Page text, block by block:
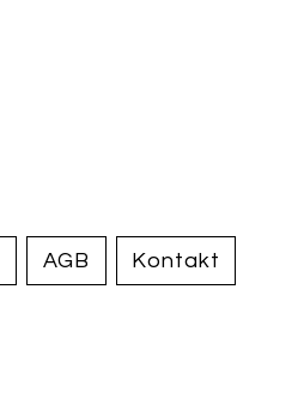
AGB Kontakt